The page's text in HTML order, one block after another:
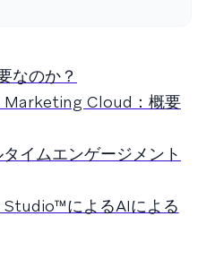
なのか？
Cloud：概要
イムエンゲージメント
によるAIによる